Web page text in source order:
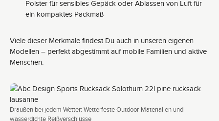
Polster für sensibles Gepäck oder Ablassen von Luft für
ein kompaktes Packmaß
Viele dieser Merkmale findest Du auch in unseren eigenen
Modellen – perfekt abgestimmt auf mobile Familien und aktive
Menschen.
Draußen bei jedem Wetter: Wetterfeste Outdoor-Materialien und
wasserdichte Reißverschlüsse